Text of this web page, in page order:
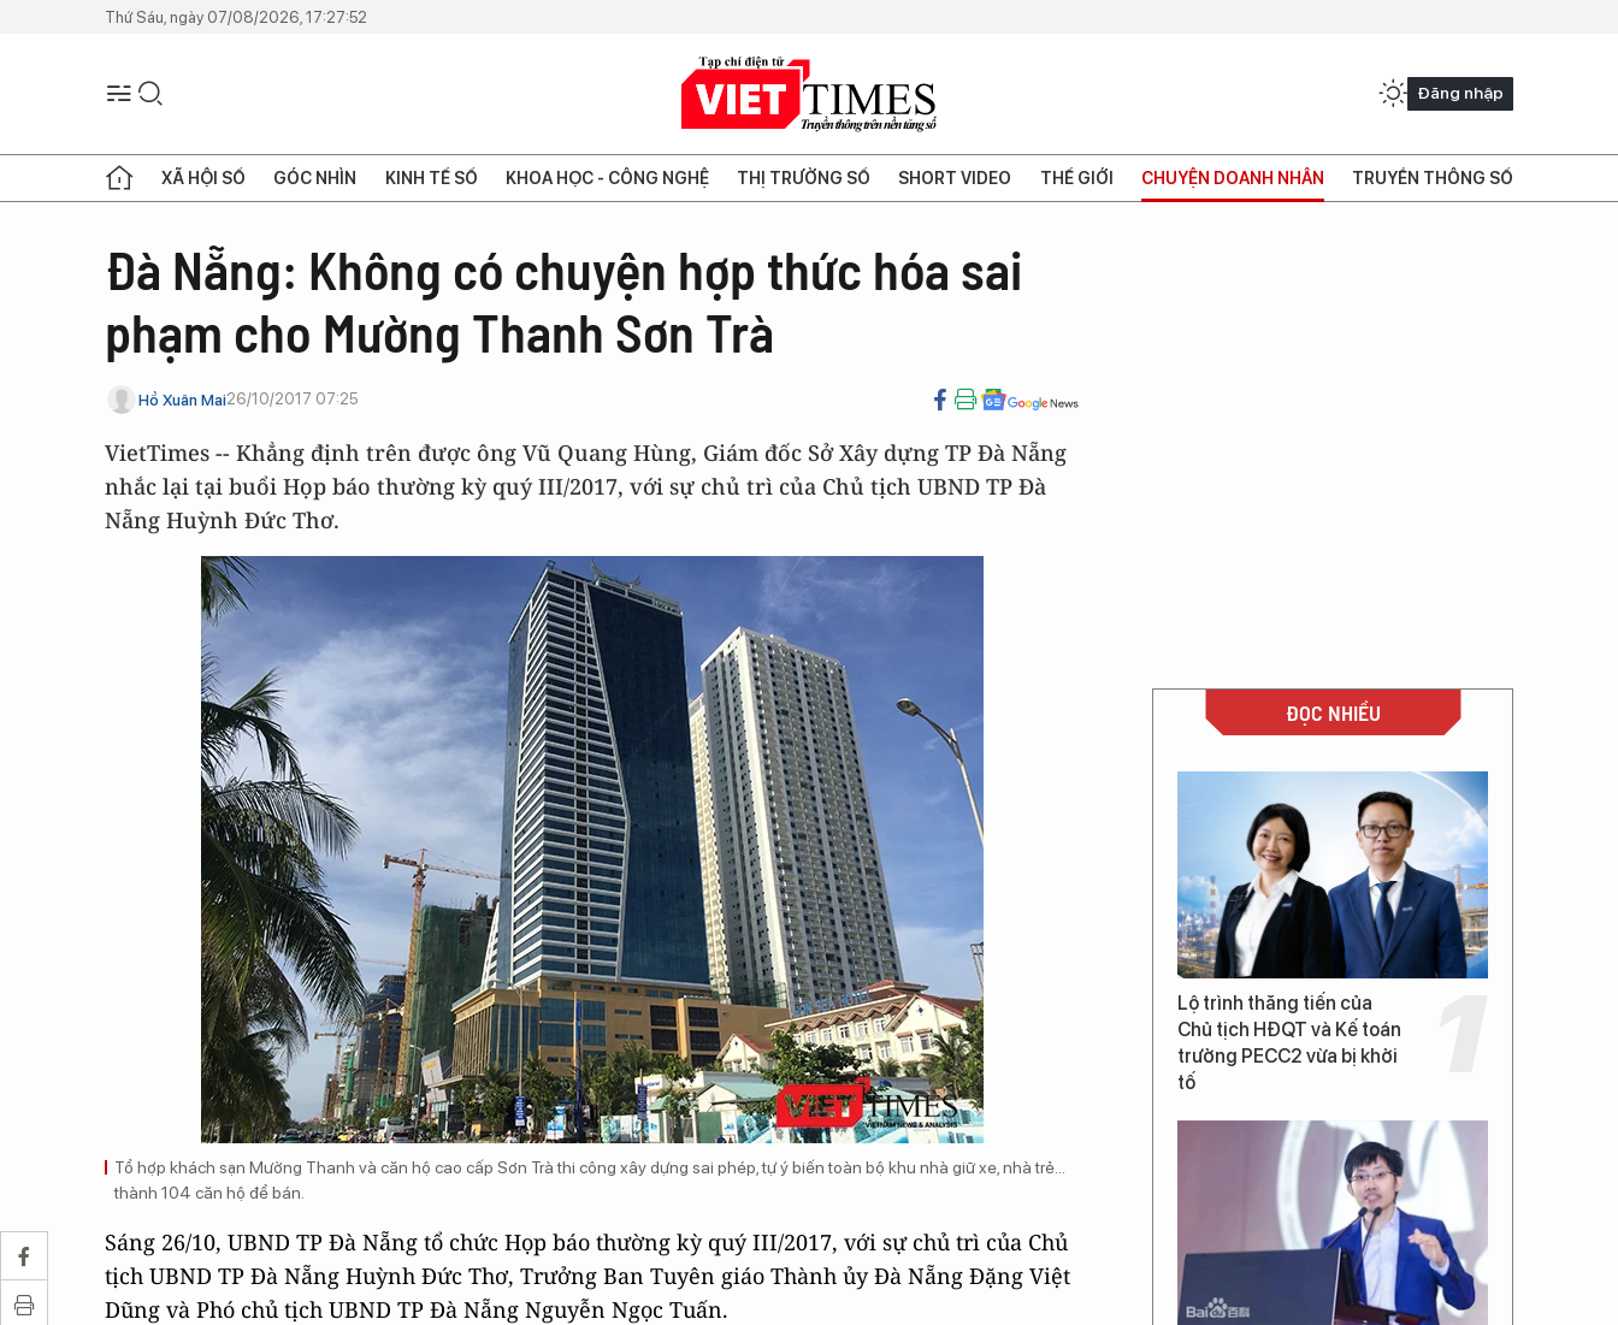
Thứ Sáu, ngày 07/08/2026, 17:27:52
Đăng nhập
XÃ HỘI SỐ GÓC NHÌN KINH TẾ SỐ KHOA HỌC - CÔNG NGHỆ THỊ TRƯỜNG SỐ SHORT VIDEO THẾ GIỚI CHUYỆN DOANH NHÂN TRUYỀN THÔNG SỐ
Đà Nẵng: Không có chuyện hợp thức hóa sai
phạm cho Mường Thanh Sơn Trà
Hồ Xuân Mai26/10/2017 07:25
VietTimes -- Khẳng định trên được ông Vũ Quang Hùng, Giám đốc Sở Xây dựng TP Đà Nẵng
nhắc lại tại buổi Họp báo thường kỳ quý III/2017, với sự chủ trì của Chủ tịch UBND TP Đà
Nẵng Huỳnh Đức Thơ.
Tổ hợp khách sạn Mường Thanh và căn hộ cao cấp Sơn Trà thi công xây dựng sai phép, tự ý biến toàn bộ khu nhà giữ xe, nhà trẻ…
thành 104 căn hộ để bán.
Sáng 26/10, UBND TP Đà Nẵng tổ chức Họp báo thường kỳ quý III/2017, với sự chủ trì của Chủ
tịch UBND TP Đà Nẵng Huỳnh Đức Thơ, Trưởng Ban Tuyên giáo Thành ủy Đà Nẵng Đặng Việt
Dũng và Phó chủ tịch UBND TP Đà Nẵng Nguyễn Ngọc Tuấn.
ĐỌC NHIỀU
Lộ trình thăng tiến của
Chủ tịch HĐQT và Kế toán
trưởng PECC2 vừa bị khởi
tố